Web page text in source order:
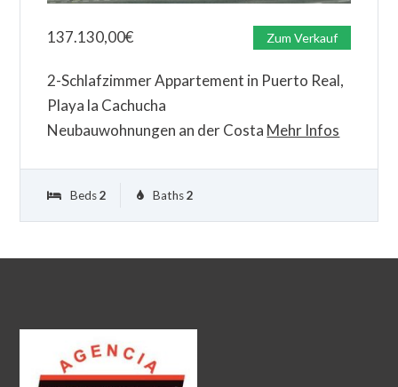
137.130,00€ Zum Verkauf
2-Schlafzimmer Appartement in Puerto Real,
Playa la Cachucha
Neubauwohnungen an der Costa Mehr Infos
Beds 2 Baths 2